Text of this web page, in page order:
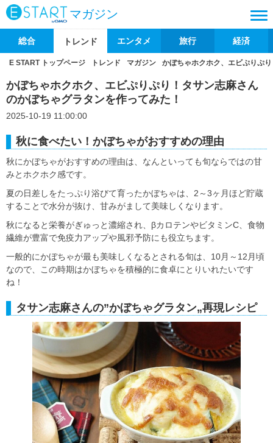
マガジン
総合 トレンド エンタメ 旅行 経済
E START トップページ トレンド マガジン かぼちゃホクホク、エビぷりぷ
かぼちゃホクホク、エビぷりぷり！タサン志麻さん
のかぼちゃグラタンを作ってみた！
2025-10-19 11:00:00
秋に食べたい！かぼちゃがおすすめの理由
秋にかぼちゃがおすすめの理由は、なんといっても旬ならではの甘
みとホクホク感です。
夏の日差しをたっぷり浴びて育ったかぼちゃは、2～3ヶ月ほど貯蔵
することで水分が抜け、甘みがまして美味しくなります。
秋になると栄養がぎゅっと濃縮され、βカロテンやビタミンC、食物
繊維が豊富で免疫力アップや風邪予防にも役立ちます。
一般的にかぼちゃが最も美味しくなるとされる旬は、10月～12月頃
なので、この時期はかぼちゃを積極的に食卓にとりいれたいです
ね！
タサン志麻さんの”かぼちゃグラタン„再現レシピ